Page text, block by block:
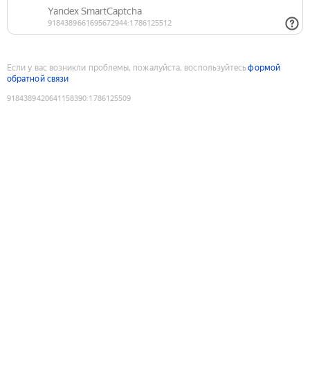
Если у вас возникли проблемы, пожалуйста, воспользуйтесьформой
обратной связи
9184389420641158390:1786125509